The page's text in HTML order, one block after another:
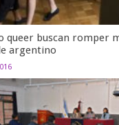
queer buscan romper
argentino